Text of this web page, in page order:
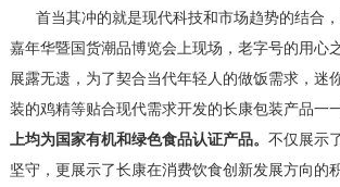
首当其冲的就是现代科技和市场趋势的结合
嘉年华暨国货潮品博览会上现场，老字号的用心
展露无遗，为了契合当代年轻人的做饭需求，迷
装的鸡精等贴合现代需求开发的长康包装产品一
上均为国家有机和绿色食品认证产品。 不仅展示
坚守，更展示了长康在消费饮食创新发展方向的